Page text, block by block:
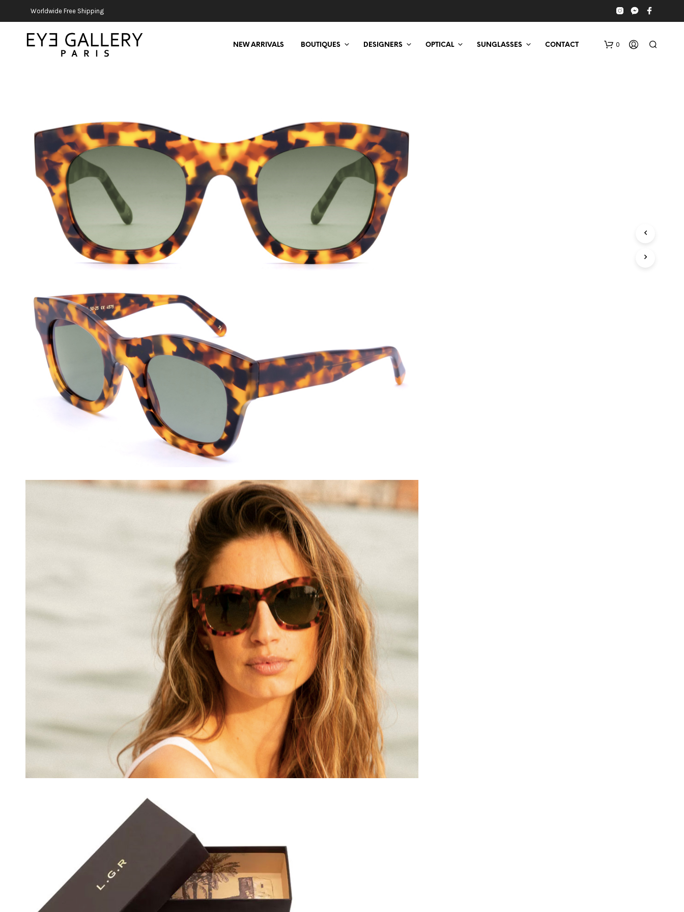
Worldwide Free Shipping
NEW ARRIVALS BOUTIQUES DESIGNERS OPTICAL SUNGLASSES CONTACT 0